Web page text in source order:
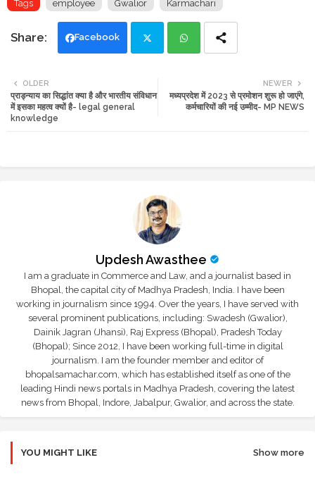
Tags employee Gwalior Karmachari
Facebook
tte ats
NEWER
मध्यप्रदेश में 2023 से प्रमोशन शुरू हो जाएंगे,
कर्मचारियों की नई उम्मीद- MP NEWS
OLDER
प्राड्न्याय का सिद्धांत क्या है और भारतीय संविधान
में इसका महत्व क्यों है- legal general
knowledge
Updesh Awasthee
I am a graduate in Commerce and Law, and a journalist based in
Bhopal, the capital city of Madhya Pradesh, India. I have been
working in journalism since 1994. Over the years, I have served with
several prominent publications, including: Swadesh (Gwalior),
Dainik Jagran (Jhansi), Raj Express (Bhopal), Pradesh Today
(Bhopal); Since 2012, I have been working full-time in digital
journalism. I am the founder member and editor of
bhopalsamachar.com, which has established itself as one of the
leading Hindi news portals in Madhya Pradesh, covering the latest
news from Bhopal, Indore, Jabalpur, Gwalior, and across the state.
YOU MIGHT LIKE Show more